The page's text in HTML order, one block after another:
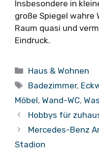
Insbesondere in
große Spiegel wahre
Raum quasi und
Eindruck.
Kategorien
Haus & Wohnen
Schlagwörter
Badezimmer,
Möbel, Wand-WC,
Hobbys für
Mercedes-Benz
Stadion